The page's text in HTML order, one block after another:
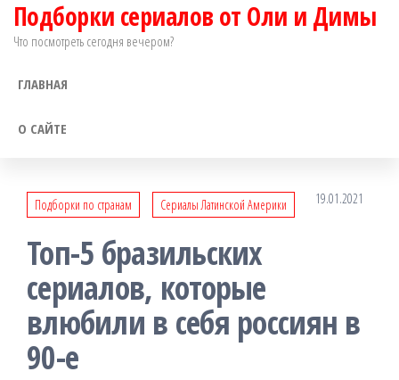
Перейти
Подборки сериалов от Оли и Димы
Что посмотреть сегодня вечером?
ГЛАВНАЯ
О САЙТЕ
Подборки по странам Сериалы Латинской Америки 19.01.2021
Топ-5 бразильских
сериалов, которые
влюбили в себя россиян в
90-е